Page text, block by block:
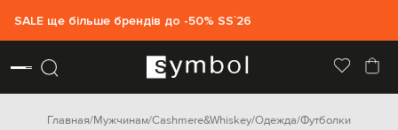
SALE ще більше брендів до -50% SS`26
Главная Мужчинам Cashmere&Whiskey Одежда Футболки